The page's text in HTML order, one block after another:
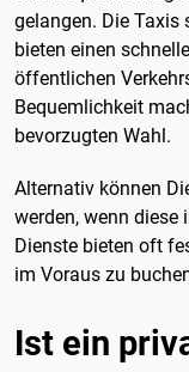
gelangen. Die Taxis
bieten einen
öffentlichen
Bequemlichkeit
bevorzugten Wahl.
Alternativ können
werden, wenn diese
Dienste bieten oft
im Voraus zu
Ist ein